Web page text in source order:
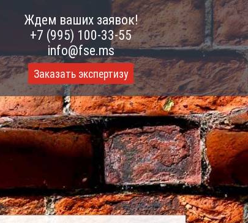
Ждем ваших заявок!
+7 (995) 100-33-55
info@fse.ms
Заказать экспертизу